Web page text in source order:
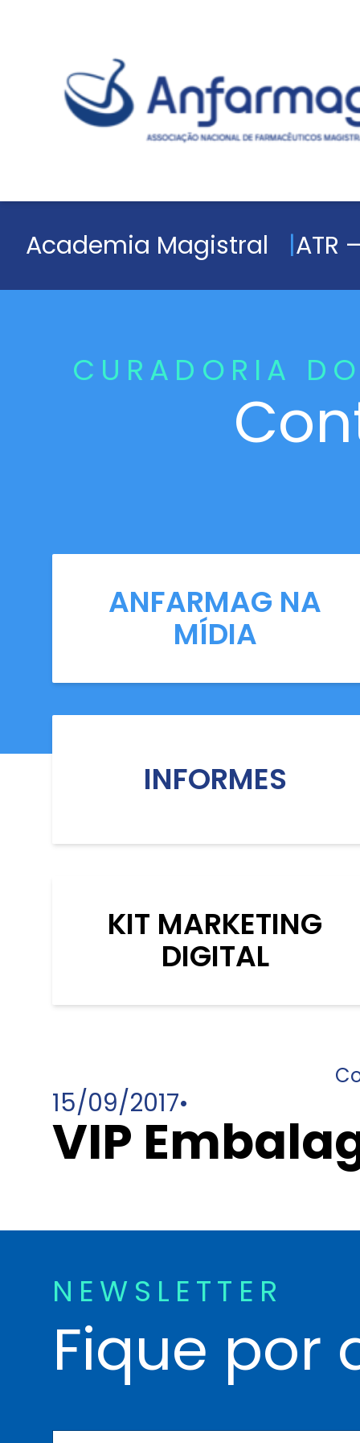
Academia Magistral ATR
CURADORIA
ANFARMAG NA
MÍDIA
INFORMES
KIT MARKETING
DIGITAL
15/09/2017•
VIP
NEWSLETTER
Fique por
N